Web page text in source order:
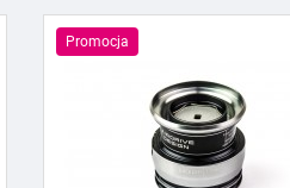
Promocja